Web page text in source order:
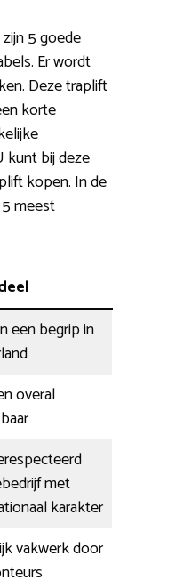
5 goede
Er wordt
Deze traplift
korte
kunt bij deze
kopen. In de
meest
een begrip in
overal
met
karakter
vakwerk door